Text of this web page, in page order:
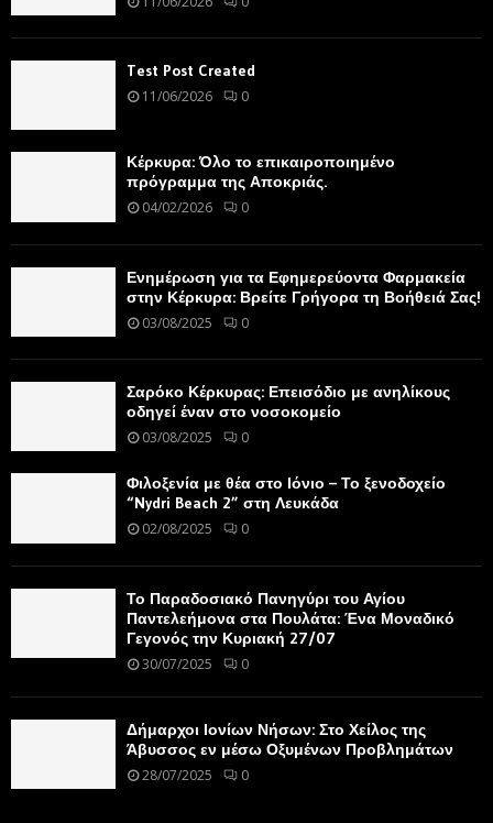
Test Post Created
11/06/2026 0
Κέρκυρα: Όλο το επικαιροποιημένο
πρόγραμμα της Αποκριάς.
04/02/2026 0
Ενημέρωση για τα Εφημερεύοντα Φαρμακεία
στην Κέρκυρα: Βρείτε Γρήγορα τη Βοήθειά Σας!
03/08/2025 0
Σαρόκο Κέρκυρας: Επεισόδιο με ανηλίκους
οδηγεί έναν στο νοσοκομείο
03/08/2025 0
Φιλοξενία με θέα στο Ιόνιο – Το ξενοδοχείο
“Nydri Beach 2” στη Λευκάδα
02/08/2025 0
Το Παραδοσιακό Πανηγύρι του Αγίου
Παντελεήμονα στα Πουλάτα: Ένα Μοναδικό
Γεγονός την Κυριακή 27/07
30/07/2025 0
Δήμαρχοι Ιονίων Νήσων: Στο Χείλος της
Άβυσσος εν μέσω Οξυμένων Προβλημάτων
28/07/2025 0